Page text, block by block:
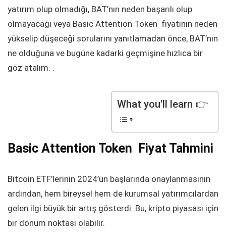
yatırım olup olmadığı, BAT’nın neden başarılı olup
olmayacağı veya Basic Attention Token fiyatının neden
yükselip düşeceği sorularını yanıtlamadan önce, BAT’nın
ne olduğuna ve bugüne kadarki geçmişine hızlıca bir
göz atalım. .
What you'll learn 👉
Basic Attention Token Fiyat Tahmini
Bitcoin ETF’lerinin 2024’ün başlarında onaylanmasının
ardından, hem bireysel hem de kurumsal yatırımcılardan
gelen ilgi büyük bir artış gösterdi. Bu, kripto piyasası için
bir dönüm noktası olabilir.